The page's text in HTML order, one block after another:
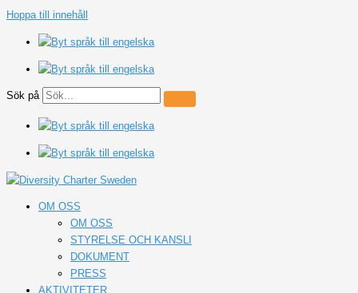
Hoppa till innehåll
Sök på
OM OSS
OM OSS
STYRELSE OCH KANSLI
DOKUMENT
PRESS
AKTIVITETER